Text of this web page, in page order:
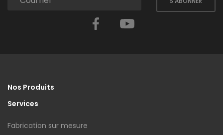
Facebook
Nos Produits
Services
Fabrication sur mesure